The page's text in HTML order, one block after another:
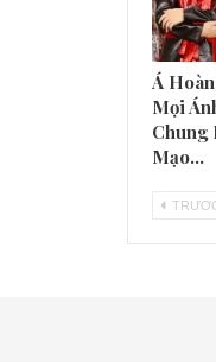
Á
Mọi
Chung
Mạo…